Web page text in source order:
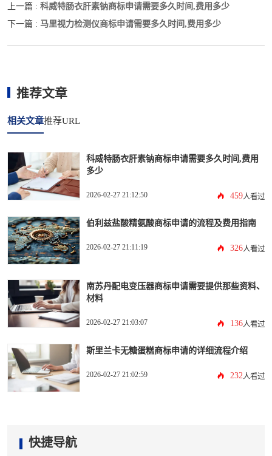
上一篇 : 科威特肠衣肝素钠商标申请需要多久时间,费用多少
下一篇 : 马里视力检测仪商标申请需要多久时间,费用多少
推荐文章
相关文章推荐URL
科威特肠衣肝素钠商标申请需要多久时间,费用
多少
2026-02-27 21:12:50 459人看过
伯利兹盐酸精氨酸商标申请的流程及费用指南
2026-02-27 21:11:19 326人看过
南苏丹配电变压器商标申请需要提供那些资料、
材料
2026-02-27 21:03:07 136人看过
斯里兰卡无糖蛋糕商标申请的详细流程介绍
2026-02-27 21:02:59 232 人看过
快捷导航